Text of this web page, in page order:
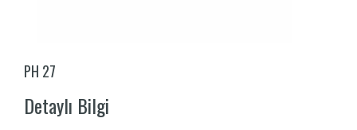
PH 27
Detaylı Bilgi